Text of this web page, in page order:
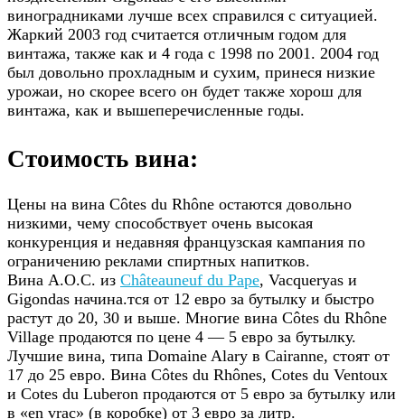
виноградниками лучше всех справился с ситуацией.
Жаркий 2003 год считается отличным годом для
винтажа, также как и 4 года с 1998 по 2001. 2004 год
был довольно прохладным и сухим, принеся низкие
урожаи, но скорее всего он будет также хорош для
винтажа, как и вышеперечисленные годы.
Стоимость вина:
Цены на вина Côtes du Rhône остаются довольно
низкими, чему способствует очень высокая
конкуренция и недавняя французская кампания по
ограничению реклами спиртных напитков.
Вина A.O.C. из Châteauneuf du Pape, Vacqueryas и
Gigondas начина.тся от 12 евро за бутылку и быстро
растут до 20, 30 и выше. Многие вина Côtes du Rhône
Village продаются по цене 4 — 5 евро за бутылку.
Лучшие вина, типа Domaine Alary в Cairanne, стоят от
17 до 25 евро. Вина Côtes du Rhônes, Cotes du Ventoux
и Cotes du Luberon продаются от 5 евро за бутылку или
в «en vrac» (в коробке) от 3 евро за литр.